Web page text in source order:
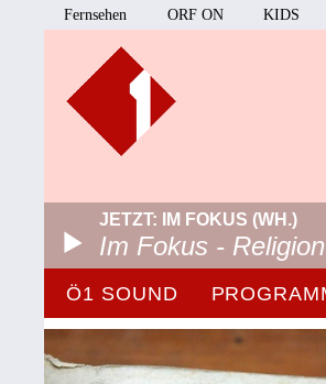
Fernsehen ORF ON KIDS
JETZT: IM FOKUS (WH.)
Im Fokus -
Ö1 SOUND